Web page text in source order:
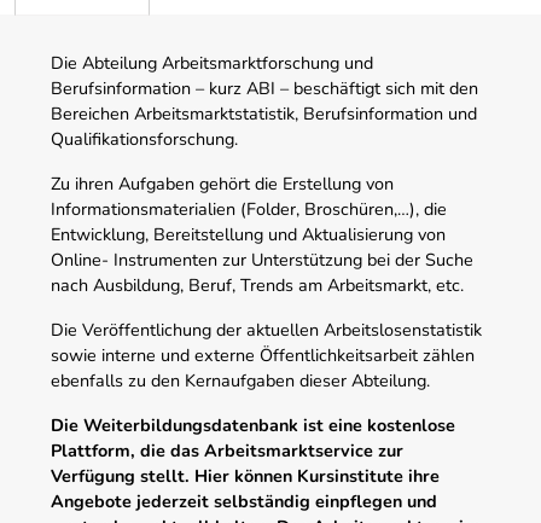
Die Abteilung Arbeitsmarktforschung und
Berufsinformation – kurz ABI – beschäftigt sich mit den
Bereichen Arbeitsmarktstatistik, Berufsinformation und
Qualifikationsforschung.
Zu ihren Aufgaben gehört die Erstellung von
Informationsmaterialien (Folder, Broschüren,…), die
Entwicklung, Bereitstellung und Aktualisierung von
Online- Instrumenten zur Unterstützung bei der Suche
nach Ausbildung, Beruf, Trends am Arbeitsmarkt, etc.
Die Veröffentlichung der aktuellen Arbeitslosenstatistik
sowie interne und externe Öffentlichkeitsarbeit zählen
ebenfalls zu den Kernaufgaben dieser Abteilung.
Die Weiterbildungsdatenbank ist eine kostenlose
Plattform, die das Arbeitsmarktservice zur
Verfügung stellt. Hier können Kursinstitute ihre
Angebote jederzeit selbständig einpflegen und